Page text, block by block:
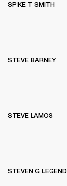
SPIKE T SMITH
STEVE BARNEY
STEVE LAMOS
STEVEN G LEGEND